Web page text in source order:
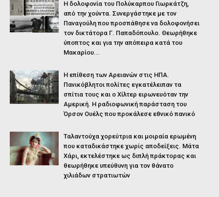
Η δολοφονία του Πολύκαρπου Γιωρκάτζη,
από την χούντα. Συνεργάστηκε με τον
Παναγούλη που προσπάθησε να δολοφονήσει
τον δικτάτορα Γ. Παπαδόπουλο. Θεωρήθηκε
ύποπτος και για την απόπειρα κατά του
Μακαρίου...
Η επίθεση των Αρειανών στις ΗΠΑ.
Πανικόβλητοι πολίτες εγκατέλειπαν τα
σπίτια τους και ο Χίλτερ ειρωνευόταν την
Αμερική. Η ραδιοφωνική παράσταση του
Όρσον Ουέλς που προκάλεσε εθνικό πανικό
Ταλαντούχα χορεύτρια και μοιραία ερωμένη
που καταδικάστηκε χωρίς αποδείξεις. Μάτα
Χάρι, εκτελέστηκε ως διπλή πράκτορας και
θεωρήθηκε υπεύθυνη για τον θάνατο
χιλιάδων στρατιωτών